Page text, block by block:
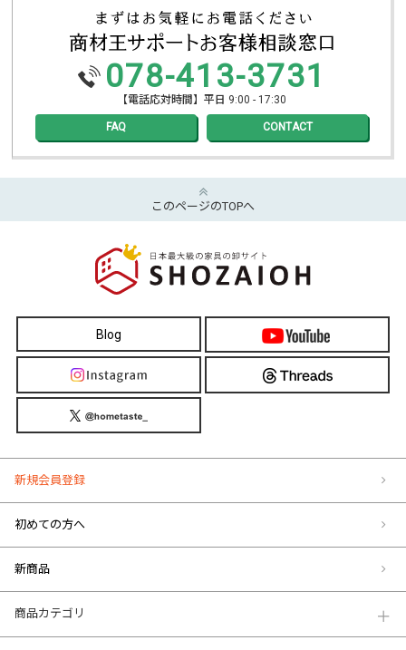
078-413-3731
【電話応対時間】平日 9:00 - 17:30
FAQ CONTACT
このページのTOPへ
Blog
新規会員登録
初めての方へ
新商品
商品カテゴリ